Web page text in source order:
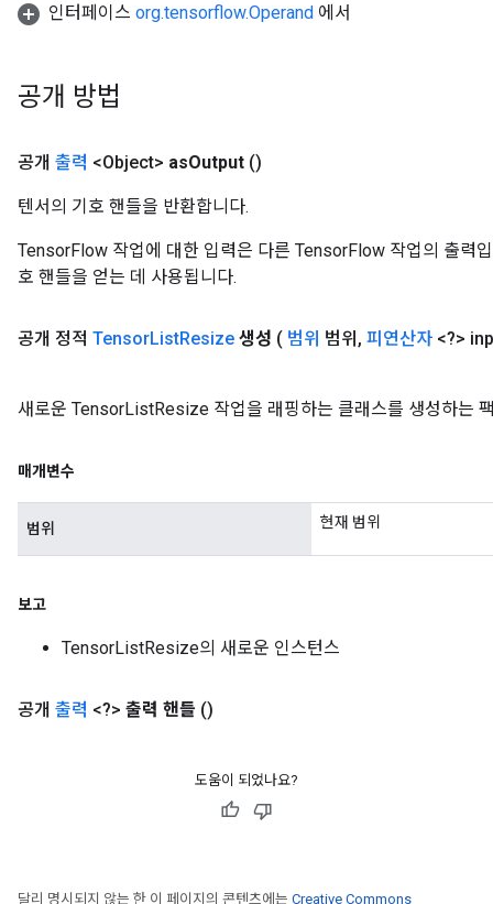
인터페이스 org.tensorflow.Operand 에서
공개 방법
공개 출력 <Object> asOutput ()
텐서의 기호 핸들을 반환합니다.
TensorFlow 작업에 대한 입력은 다른 TensorFlow 작업의 출력
호 핸들을 얻는 데 사용됩니다.
공개 정적 TensorListResize 생성 ( 범위 범위 , 피연산자 <?>
새로운 TensorListResize 작업을 래핑하는 클래스를 생성하는
매개변수
범위 현재 범위
보고
TensorListResize의 새로운 인스턴스
공개 출력 <?> 출력 핸들 ()
도움이 되었나요?
달리 명시되지 않는 한 이 페이지의 콘텐츠에는 Creative Commons